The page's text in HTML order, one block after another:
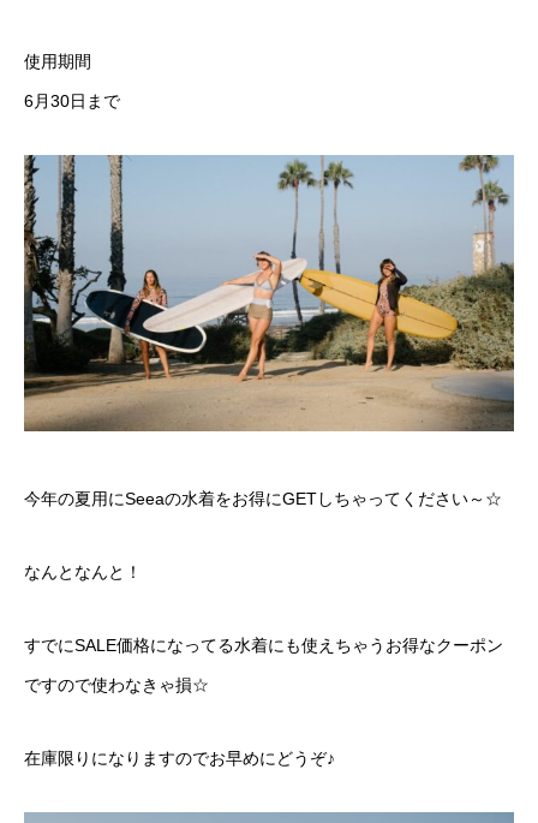
使用期間
6月30日まで
今年の夏用にSeeaの水着をお得にGETしちゃってください～☆
なんとなんと！
すでにSALE価格になってる水着にも使えちゃうお得なクーポン
ですので使わなきゃ損☆
在庫限りになりますのでお早めにどうぞ♪